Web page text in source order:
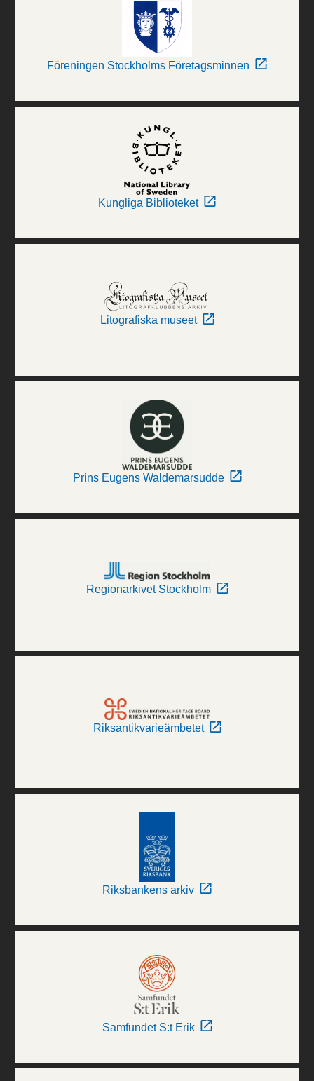
Föreningen Stockholms Företagsminnen
Kungliga Biblioteket
Litografiska museet
Prins Eugens Waldemarsudde
Regionarkivet Stockholm
Riksantikvarieämbetet
Riksbankens arkiv
Samfundet S:t Erik